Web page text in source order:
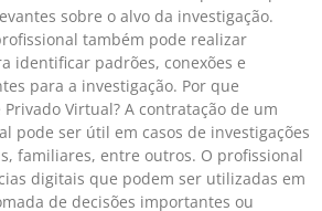
sobre o alvo da investigação.
também pode realizar
identificar padrões, conexões e
para a investigação. Por que
Virtual? A contratação de um
pode ser útil em casos de investigações
familiares, entre outros. O profissional
digitais que podem ser utilizadas em
de decisões importantes ou